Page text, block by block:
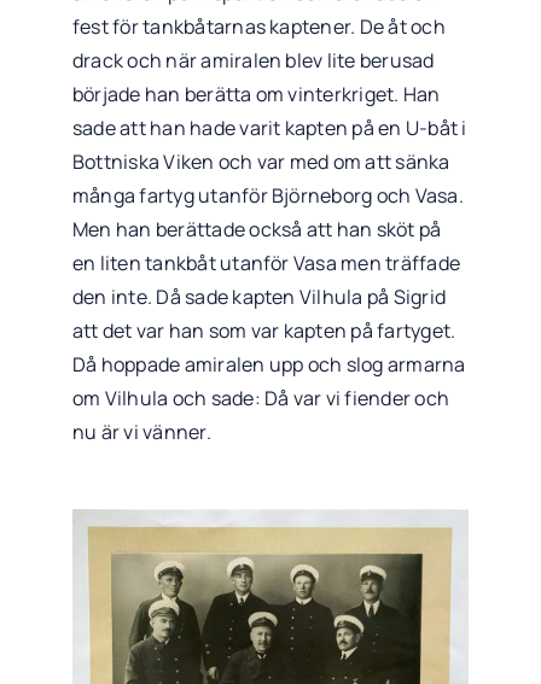
fest för tankbåtarnas kaptener. De åt och
drack och när amiralen blev lite berusad
började han berätta om vinterkriget. Han
sade att han hade varit kapten på en U-båt i
Bottniska Viken och var med om att sänka
många fartyg utanför Björneborg och Vasa.
Men han berättade också att han sköt på
en liten tankbåt utanför Vasa men träffade
den inte. Då sade kapten Vilhula på Sigrid
att det var han som var kapten på fartyget.
Då hoppade amiralen upp och slog armarna
om Vilhula och sade: Då var vi fiender och
nu är vi vänner.